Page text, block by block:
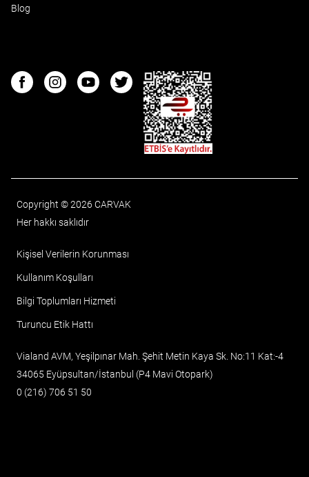
Blog
FacebookInstagramYoutubeTwitter
ETBIS
Copyright © 2026 CARVAK
Her hakkı saklıdır
Kişisel Verilerin Korunması
Kullanım Koşulları
Bilgi Toplumları Hizmeti
Turuncu Etik Hattı
Vialand AVM, Yeşilpınar Mah. Şehit Metin Kaya Sk. No:11 Kat:-4
34065 Eyüpsultan/İstanbul (P4 Mavi Otopark)
0 (216) 706 51 50